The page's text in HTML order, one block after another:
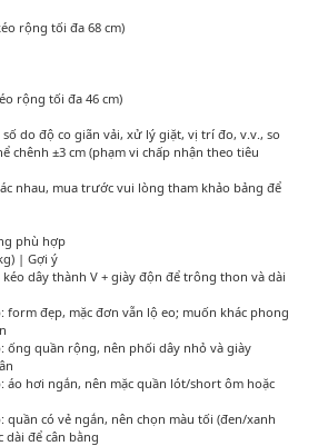
rộng tối đa 68 cm)
rộng tối đa 46 cm)
số do độ co giãn vải, xử lý giặt, vị trí đo, v.v., so
chênh ±3 cm (phạm vi chấp nhận theo tiêu
nhau, mua trước vui lòng tham khảo bảng để
phù hợp
| Gợi ý
kéo dây thành V + giày độn để trông thon và dài
form đẹp, mặc đơn vẫn lộ eo; muốn khác phong
ống quần rộng, nên phối dây nhỏ và giày
áo hơi ngắn, nên mặc quần lót/short ôm hoặc
quần có vẻ ngắn, nên chọn màu tối (đen/xanh
dài để cân bằng